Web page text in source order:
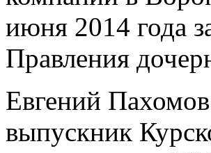
июня 2014 года
Правления
Евгений
выпускник